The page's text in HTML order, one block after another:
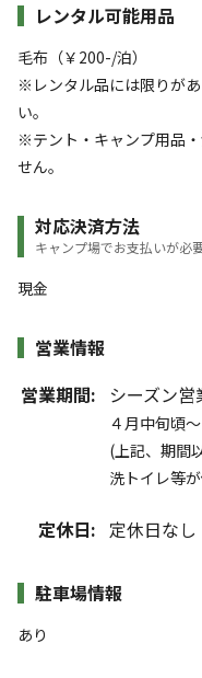
レンタル可能用品
毛布（￥200-/泊）
※レンタル品には限りが
い。
※テント・キャンプ用品
せん。
対応決済方法
キャンプ場でお支払いが必
現金
営業情報
営業期間:
シーズン営
４月中旬頃
(上記、期間
洗トイレ等
定休日: 定休日なし
駐車場情報
あり